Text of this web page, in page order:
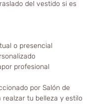
del vestido si es
o presencial
profesional
por Salón de
realzar tu belleza y estilo